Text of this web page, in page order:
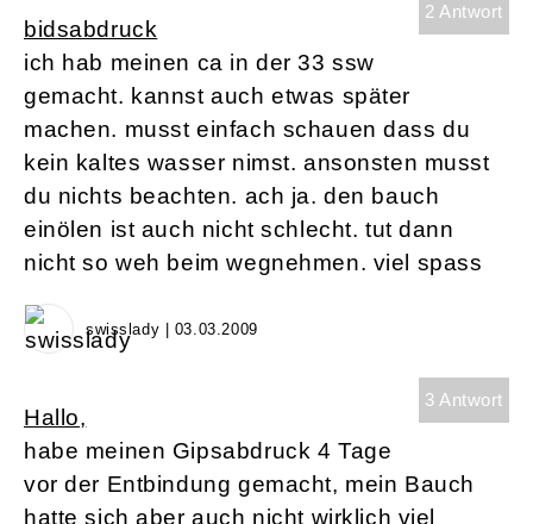
2 Antwort
bidsabdruck
ich hab meinen ca in der 33 ssw
gemacht. kannst auch etwas später
machen. musst einfach schauen dass du
kein kaltes wasser nimst. ansonsten musst
du nichts beachten. ach ja. den bauch
einölen ist auch nicht schlecht. tut dann
nicht so weh beim wegnehmen. viel spass
swisslady | 03.03.2009
3 Antwort
Hallo,
habe meinen Gipsabdruck 4 Tage
vor der Entbindung gemacht, mein Bauch
hatte sich aber auch nicht wirklich viel